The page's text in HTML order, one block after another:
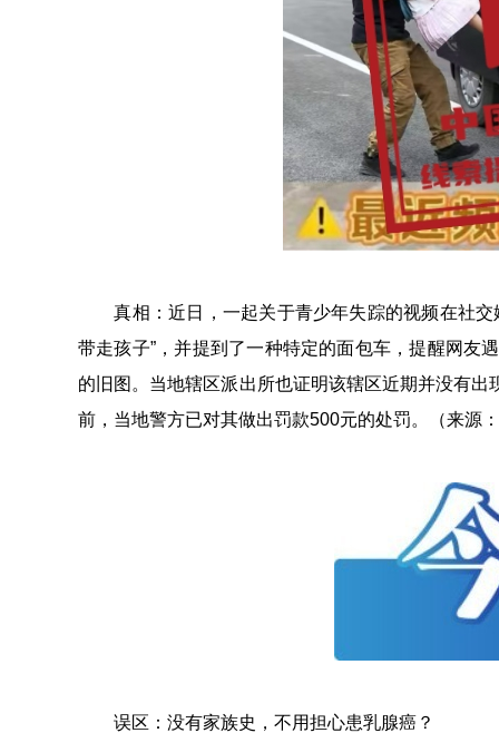
真相：近日，一起关于青少年失踪的视频在社交
带走孩子”，并提到了一种特定的面包车，提醒网友
的旧图。当地辖区派出所也证明该辖区近期并没有
前，当地警方已对其做出罚款500元的处罚。（来源
误区：没有家族史，不用担心患乳腺癌？